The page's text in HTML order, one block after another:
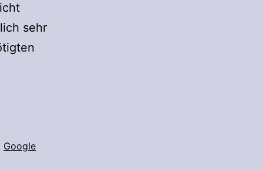
sehr
Google